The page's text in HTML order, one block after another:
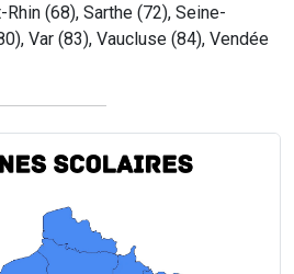
(68), Sarthe (72), Seine-
Var (83), Vaucluse (84), Vendée